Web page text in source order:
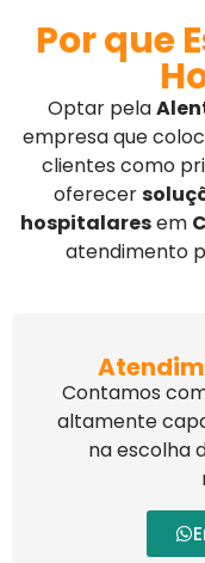
Por que
Optar pela
empresa que
clientes como
oferecer
hospitalaresem
atendimento
Contamos
altamente
na escolha